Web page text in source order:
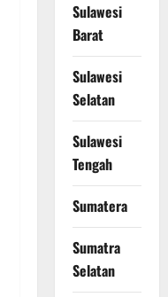
Sulawesi
Barat
Sulawesi
Selatan
Sulawesi
Tengah
Sumatera
Sumatra
Selatan